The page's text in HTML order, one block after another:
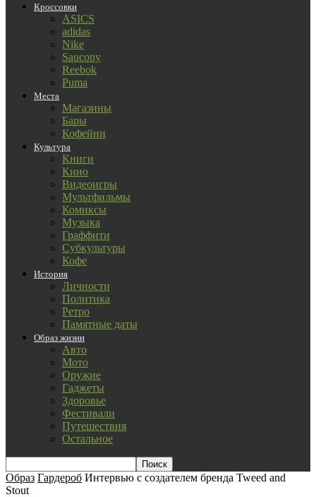
Кроссовки
ASICS
adidas
Nike
Saucony
Reebok
Puma
Места
Магазины
Бары
Кофейни
Культура
Книги
Кино
Видеоигры
Мультфильмы
Комиксы
Музыка
Граффити
Субкультуры
Кофе
История
Личности
Политика
Ретро
Памятные даты
Образ жизни
Авто
Мото
Оружие
Гаджеты
Здоровье
Фестивали
Путешествия
Остальное
Образ Гардероб Интервью с создателем бренда Tweed and
Stout